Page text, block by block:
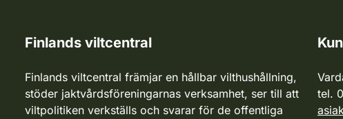
Finlands viltcentral
Finlands viltcentral främjar en hållbar vilthushållning,
stöder jaktvårdsföreningarnas verksamhet, ser till att
viltpolitiken verkställs och svarar för de offentliga
tel.